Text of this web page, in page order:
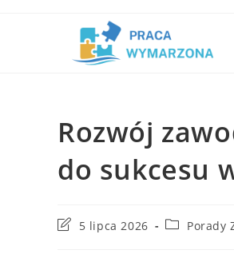
Rozwój
do sukcesu
Post5 lipca 2026
PostPorady